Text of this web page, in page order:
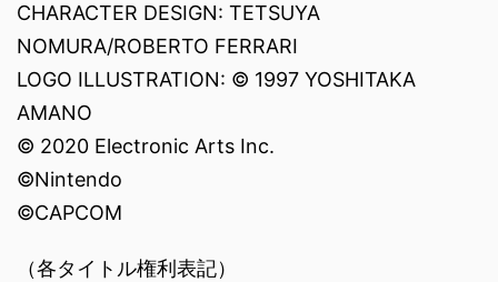
CHARACTER DESIGN: TETSUYA
NOMURA/ROBERTO FERRARI
LOGO ILLUSTRATION: © 1997 YOSHITAKA
AMANO
© 2020 Electronic Arts Inc.
©Nintendo
©CAPCOM
（各タイトル権利表記）